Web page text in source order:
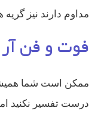
مداوم دارند نیز
فوت و فن
ممکن است شما همیشه
درست تفسیر نکنید